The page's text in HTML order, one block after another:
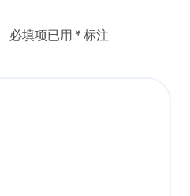
必填项已用 * 标注